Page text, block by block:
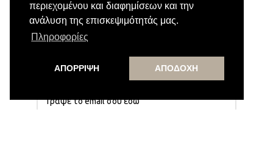
περιεχομένου και διαφημίσεων και την
ανάλυση της επισκεψιμότητάς μας.
Πληροφορίες
ΑΠΟΡΡΙΨΗ ΑΠΟΔΟΧΗ
Εγγραφή στο Newsletter
λαμβάνεις αποκλειστικές προσφορές.